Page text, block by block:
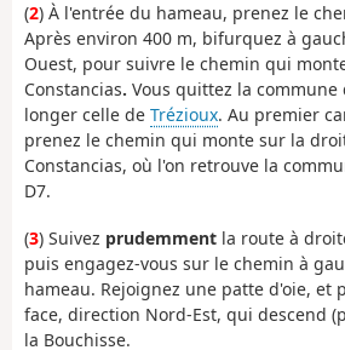
(2) À l'entrée du hameau, prenez le
Après environ 400 m, bifurquez à
Ouest, pour suivre le chemin qui
Constancias. Vous quittez la commune
longer celle de Trézioux. Au premier
prenez le chemin qui monte sur la
Constancias, où l'on retrouve la
D7.
(3) Suivez prudemment la route à
puis engagez-vous sur le chemin à
hameau. Rejoignez une patte d'oie, et
face, direction Nord-Est, qui descend
la Bouchisse.